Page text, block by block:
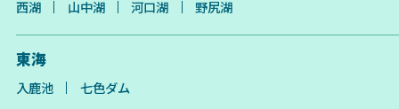
西湖 山中湖 河口湖 野尻湖
東海
入鹿池 七色ダム